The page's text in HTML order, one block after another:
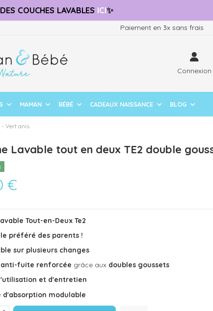
DES COUCHES LAVABLES ICI✨
Paiement en 3x sans frais
Connexion
MAMAN BÉBÉ CADEAUX NAISSANCE BLOG
- Vert anis
Lavable tout en deux TE2 double
€
Tout-en-Deux Te2
préféré des parents !
sur plusieurs changes
anti-fuite renforcée grâce aux doubles goussets
et d'entretien
d'absorption modulable